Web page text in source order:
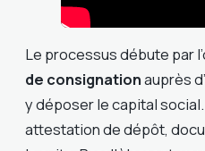
Le processus débute par
de consignationauprès
y déposer le capital
attestation de dépôt,